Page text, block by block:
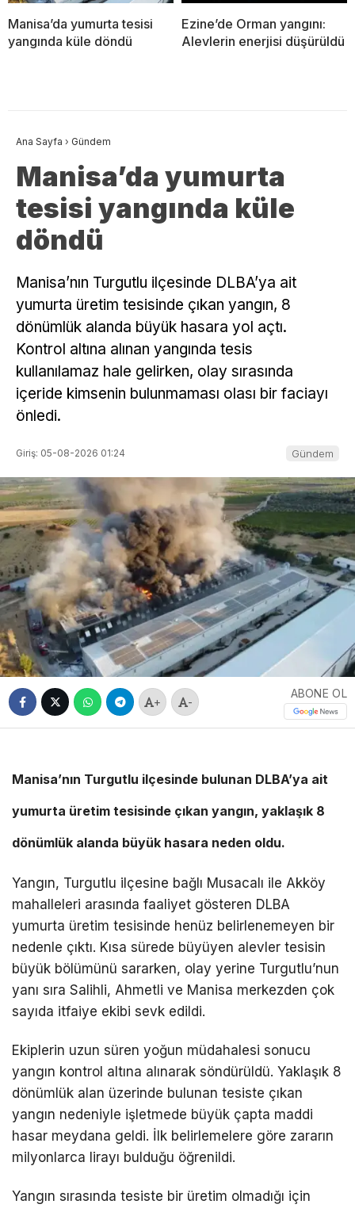
Manisa’da yumurta tesisi
yangında küle döndü
Ezine’de Orman yangını:
Alevlerin enerjisi düşürüldü
Ana Sayfa › Gündem
Manisa’da yumurta
tesisi yangında küle
döndü
Manisa’nın Turgutlu ilçesinde DLBA’ya ait
yumurta üretim tesisinde çıkan yangın, 8
dönümlük alanda büyük hasara yol açtı.
Kontrol altına alınan yangında tesis
kullanılamaz hale gelirken, olay sırasında
içeride kimsenin bulunmaması olası bir faciayı
önledi.
Giriş: 05-08-2026 01:24 Gündem
+ -
ABONE OL
Manisa’nın Turgutlu ilçesinde bulunan DLBA’ya ait
yumurta üretim tesisinde çıkan yangın, yaklaşık 8
dönümlük alanda büyük hasara neden oldu.
Yangın, Turgutlu ilçesine bağlı Musacalı ile Akköy
mahalleleri arasında faaliyet gösteren DLBA
yumurta üretim tesisinde henüz belirlenemeyen bir
nedenle çıktı. Kısa sürede büyüyen alevler tesisin
büyük bölümünü sararken, olay yerine Turgutlu’nun
yanı sıra Salihli, Ahmetli ve Manisa merkezden çok
sayıda itfaiye ekibi sevk edildi.
Ekiplerin uzun süren yoğun müdahalesi sonucu
yangın kontrol altına alınarak söndürüldü. Yaklaşık 8
dönümlük alan üzerinde bulunan tesiste çıkan
yangın nedeniyle işletmede büyük çapta maddi
hasar meydana geldi. İlk belirlemelere göre zararın
milyonlarca lirayı bulduğu öğrenildi.
Yangın sırasında tesiste bir üretim olmadığı için